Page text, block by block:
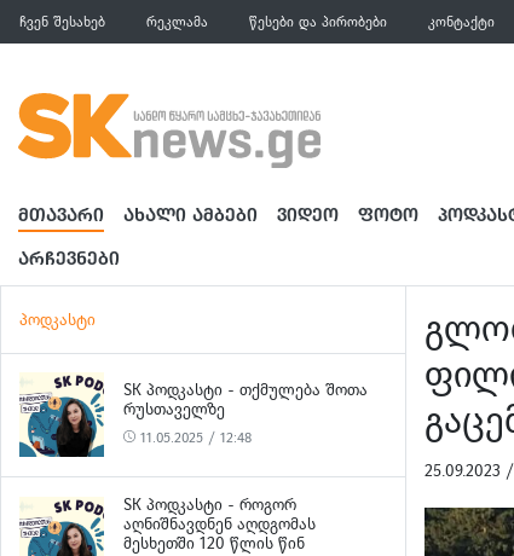
ჩვენ შესახებ რეკლამა წესები და პირობები კონტაქტი
ᲛᲗᲐᲕᲐᲠᲘ ᲐᲮᲐᲚᲘ ᲐᲛᲑᲔᲑᲘ ᲕᲘᲓᲔᲝ ᲤᲝᲢᲝ
ᲐᲠᲩᲔᲕᲜᲔᲑᲘ
პოდკასტი
SK ᲞᲝᲓᲙᲐᲡᲢᲘ - ᲗᲥᲛᲣᲚᲔᲑᲐ ᲨᲝᲗᲐ
ᲠᲣᲡᲗᲐᲕᲔᲚᲖᲔ
11.05.2025 / 12:48
SK ᲞᲝᲓᲙᲐᲡᲢᲘ - ᲠᲝᲒᲝᲠ
ᲐᲦᲜᲘᲨᲜᲐᲕᲓᲜᲔᲜ ᲐᲦᲓᲒᲝᲛᲐᲡ
ᲛᲔᲡᲮᲔᲗᲨᲘ 120 ᲬᲚᲘᲡ ᲬᲘᲜ
25.09.2023